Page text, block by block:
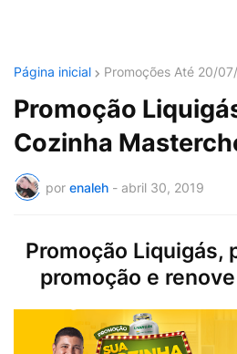
Página inicial Promoções Até 20/
Promoção
Cozinha
por enaleh - abril 30, 2019
Promoção Liquigás,
promoção e